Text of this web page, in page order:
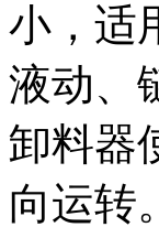
小，适
液动、
卸料器
向运转